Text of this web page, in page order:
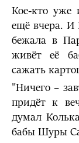
Кое-кто уже
ещё вчера. И
бежала в
живёт её
сажать
"Ничего –
придёт к
думал
бабы Шуры